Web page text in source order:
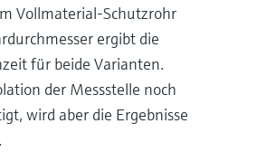
Vollmaterial-Schutzrohr
ergibt die
für beide Varianten.
der Messstelle noch
wird aber die Ergebnisse